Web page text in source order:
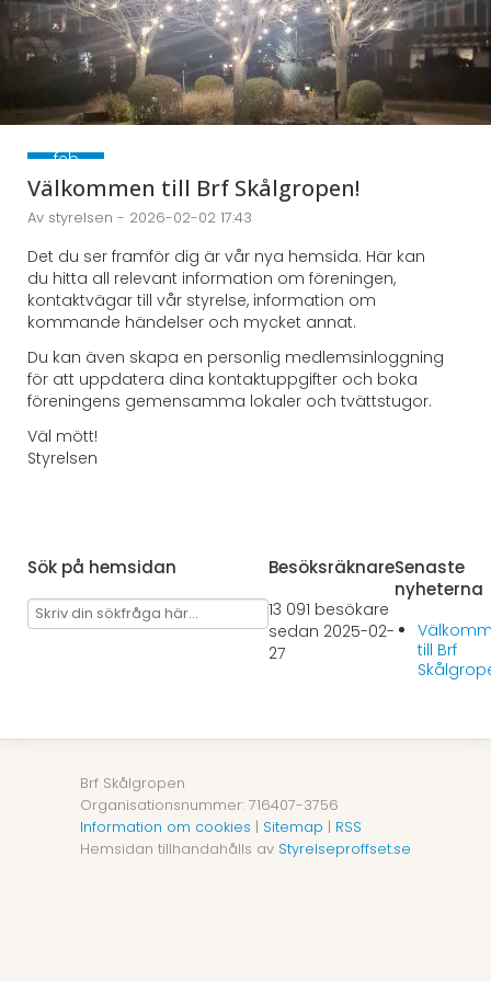
2
feb
2026
Välkommen till Brf Skålgropen!
Av styrelsen - 2026-02-02 17:43
Det du ser framför dig är vår nya hemsida. Här kan
du hitta all relevant information om föreningen,
kontaktvägar till vår styrelse, information om
kommande händelser och mycket annat.
Du kan även skapa en personlig medlemsinloggning
för att uppdatera dina kontaktuppgifter och boka
föreningens gemensamma lokaler och tvättstugor.
Väl mött!
Styrelsen
Sök på hemsidan Besöksräknare
13 091 besökare
sedan 2025-02-
27
Senaste
nyheterna
till Brf
Brf Skålgropen
Organisationsnummer: 716407-3756
Information om cookies | Sitemap | RSS
Hemsidan tillhandahålls av Styrelseproffset.se